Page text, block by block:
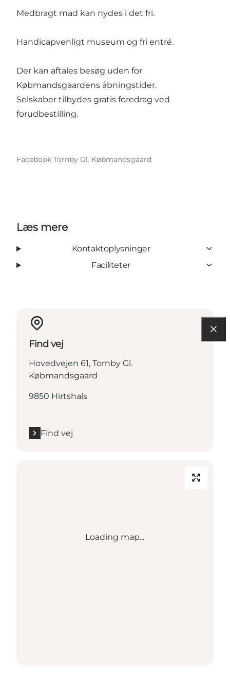
Medbragt mad kan nydes i det fri.
Handicapvenligt museum og fri entré.
Der kan aftales besøg uden for
Købmandsgaardens åbningstider.
Selskaber tilbydes gratis foredrag ved
forudbestilling.
Facebook Tornby Gl. Købmandsgaard
Læs mere
Kontaktoplysninger
Faciliteter
Find vej
Hovedvejen 61, Tornby Gl.
Købmandsgaard
9850 Hirtshals
Find vej
Loading map...